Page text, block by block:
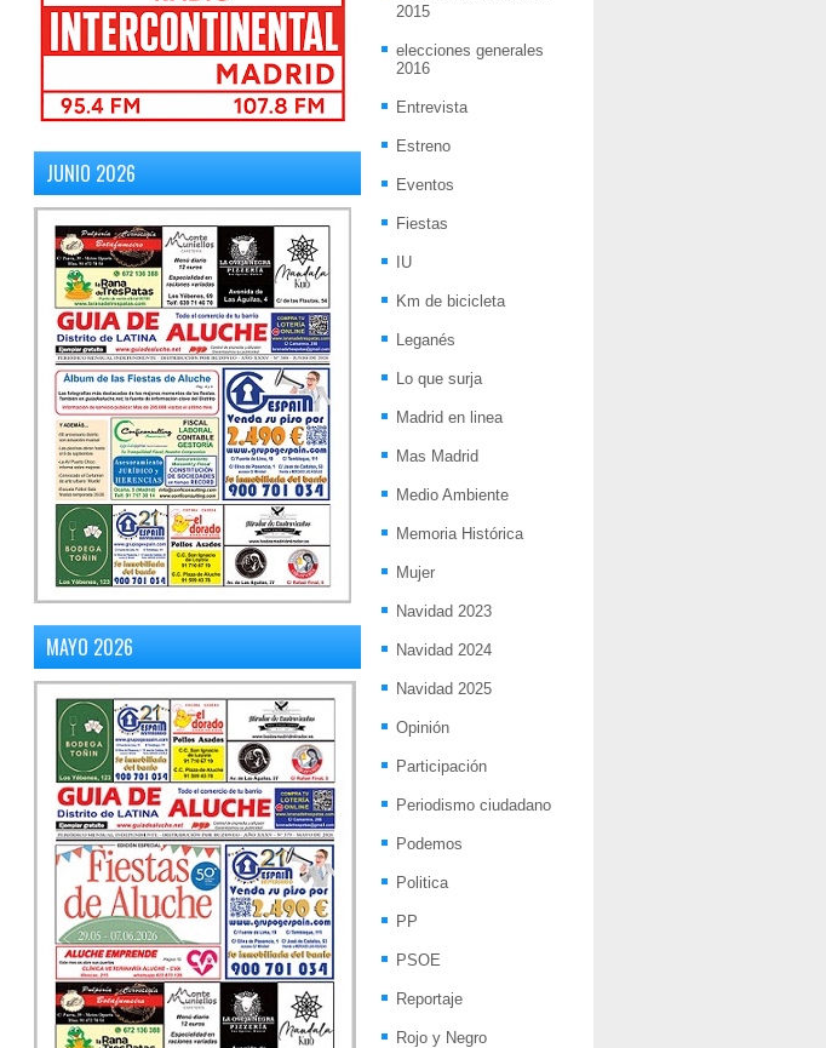
JUNIO 2026
MAYO 2026
2015
elecciones generales
2016
Entrevista
Estreno
Eventos
Fiestas
IU
Km de bicicleta
Leganés
Lo que surja
Madrid en linea
Mas Madrid
Medio Ambiente
Memoria Histórica
Mujer
Navidad 2023
Navidad 2024
Navidad 2025
Opinión
Participación
Periodismo ciudadano
Podemos
Politica
PP
PSOE
Reportaje
Rojo y Negro